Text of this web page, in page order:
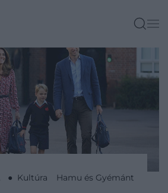
● Kultúra Hamu és Gyémánt